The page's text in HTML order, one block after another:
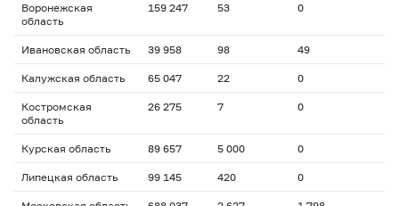
Воронежская
область
159 247 53 0
Ивановская область 39 958 98 49
Калужская область 65 047 22 0
Костромская
область
26 275 7 0
Курская область 89 657 5 000 0
Липецкая область 99 145 420 0